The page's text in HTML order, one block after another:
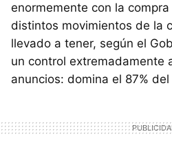
enormemente con la compra
distintos movimientos de la
llevado a tener, según el
un control extremadamente
anuncios: domina el 87%